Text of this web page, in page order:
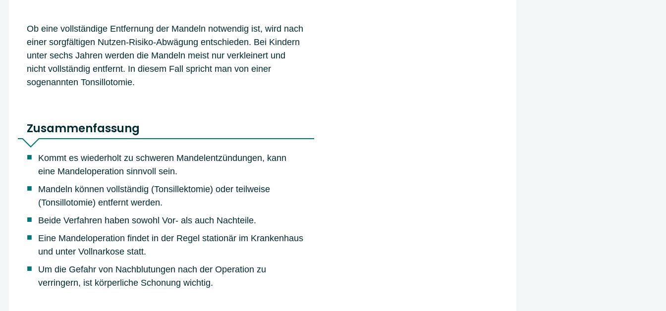
Ob eine vollständige Entfernung der Mandeln notwendig ist, wird nach
einer sorgfältigen Nutzen-Risiko-Abwägung entschieden. Bei Kindern
unter sechs Jahren werden die Mandeln meist nur verkleinert und
nicht vollständig entfernt. In diesem Fall spricht man von einer
sogenannten Tonsillotomie.
Zusammenfassung
Kommt es wiederholt zu schweren Mandelentzündungen, kann
eine Mandeloperation sinnvoll sein.
Mandeln können vollständig (Tonsillektomie) oder teilweise
(Tonsillotomie) entfernt werden.
Beide Verfahren haben sowohl Vor- als auch Nachteile.
Eine Mandeloperation findet in der Regel stationär im Krankenhaus
und unter Vollnarkose statt.
Um die Gefahr von Nachblutungen nach der Operation zu
verringern, ist körperliche Schonung wichtig.